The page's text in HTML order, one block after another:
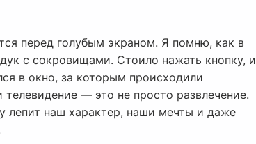
перед голубым экраном. Я помню, как в
с сокровищами. Стоило нажать кнопку, и
в окно, за которым происходили
— это не просто развлечение.
лепит наш характер, наши мечты и даже